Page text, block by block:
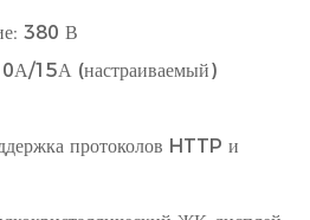
380 В
15А (настраиваемый)
протоколов HTTP и